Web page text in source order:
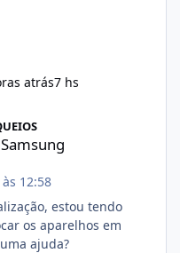
atrás7 hs
12:58
estou tendo
os aparelhos em
ajuda?